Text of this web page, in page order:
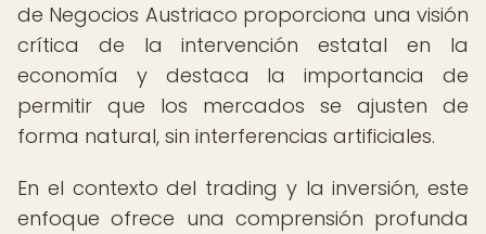
de Negocios Austriaco proporciona una visión
crítica de la intervención estatal en la
economía y destaca la importancia de
permitir que los mercados se ajusten de
forma natural, sin interferencias artificiales.
En el contexto del trading y la inversión, este
enfoque ofrece una comprensión profunda